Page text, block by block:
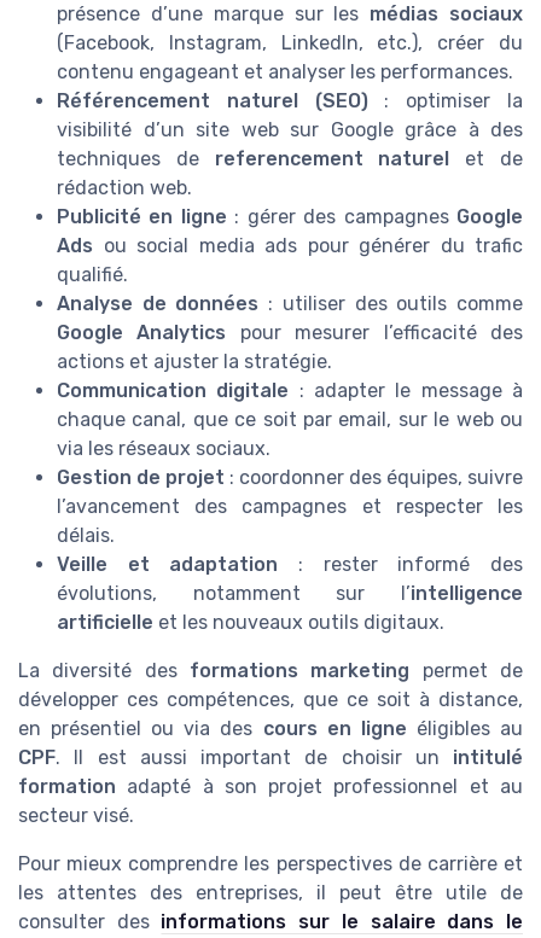
présence d’une marque sur les médias sociaux
(Facebook, Instagram, LinkedIn, etc.), créer du
contenu engageant et analyser les performances.
Référencement naturel (SEO): optimiser la
visibilité d’un site web sur Google grâce à des
techniques de referencement naturel et de
rédaction web.
Publicité en ligne : gérer des campagnes Google
Ads ou social media ads pour générer du trafic
qualifié.
Analyse de données : utiliser des outils comme
Google Analytics pour mesurer l’efficacité des
actions et ajuster la stratégie.
Communication digitale : adapter le message à
chaque canal, que ce soit par email, sur le web ou
via les réseaux sociaux.
Gestion de projet : coordonner des équipes, suivre
l’avancement des campagnes et respecter les
délais.
Veille et adaptation : rester informé des
évolutions, notamment sur l’intelligence
artificielle et les nouveaux outils digitaux.
La diversité des formations marketing permet de
développer ces compétences, que ce soit à distance,
en présentiel ou via des cours en ligne éligibles au
CPF. Il est aussi important de choisir un intitulé
formation adapté à son projet professionnel et au
secteur visé.
Pour mieux comprendre les perspectives de carrière et
les attentes des entreprises, il peut être utile de
consulter des informations sur le salaire dans le